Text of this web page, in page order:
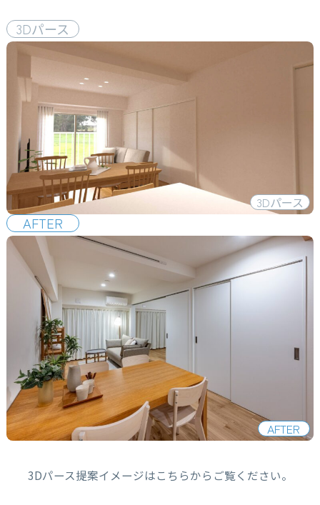
3Dパース
3Dパース
AFTER
AFTER
3Dパース提案イメージはこちらからご覧ください。